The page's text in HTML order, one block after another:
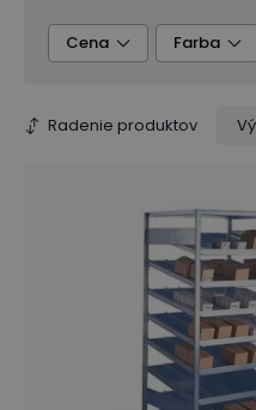
Cena Farba
Typ montáže
Radenie produktov